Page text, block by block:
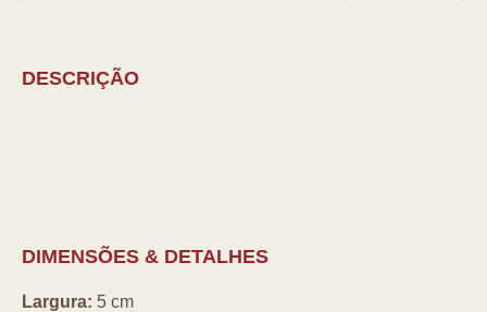
DESCRIÇÃO
DIMENSÕES & DETALHES
Largura: 5 cm